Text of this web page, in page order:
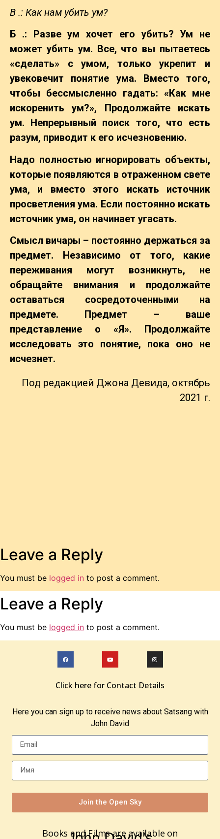
В .: Как нам убить ум?
Б .: Разве ум хочет его убить? Ум не
может убить ум. Все, что вы пытаетесь
«сделать» с умом, только укрепит и
увековечит понятие ума. Вместо того,
чтобы бессмысленно гадать: «Как мне
искоренить ум?», Продолжайте искать
ум. Непрерывный поиск того, что есть
разум, приводит к его исчезновению.
Надо полностью игнорировать объекты,
которые появляются в отраженном свете
ума, и вместо этого искать источник
просветления ума. Если постоянно искать
источник ума, он начинает угасать.
Смысл вичары – постоянно держаться за
предмет. Независимо от того, какие
переживания могут возникнуть, не
обращайте внимания и продолжайте
оставаться сосредоточенными на
предмете. Предмет – ваше
представление о «Я». Продолжайте
исследовать это понятие, пока оно не
исчезнет.
Под редакцией Джона Девида, октябрь
2021 г.
Leave a Reply
You must be logged in to post a comment.
Leave a Reply
You must be logged in to post a comment.
Click here for Contact Details
Here you can sign up to receive news about Satsang with
John David
Join the Open Sky
Books and Films are available on